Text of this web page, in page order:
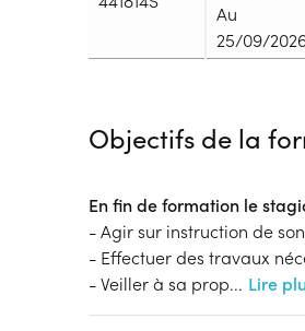
Au
25/09/
Durée en centre :35h
Rythme :
Temps plein, En continu
Type de parcours :
Dispositif
Objectifs de la
En fin de formation le
- Agir sur instruction de
- Effectuer des travaux
- Veiller à sa prop... Lire